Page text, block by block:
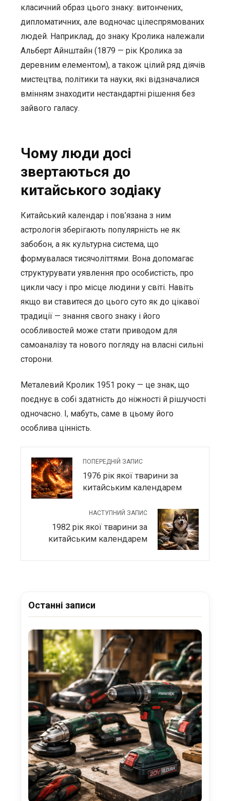
класичний образ цього знаку: витончених,
дипломатичних, але водночас цілеспрямованих
людей. Наприклад, до знаку Кролика належали
Альберт Айнштайн (1879 — рік Кролика за
деревним елементом), а також цілий ряд діячів
мистецтва, політики та науки, які відзначалися
вмінням знаходити нестандартні рішення без
зайвого галасу.
Чому люди досі
звертаються до
китайського зодіаку
Китайський календар і пов’язана з ним
астрологія зберігають популярність не як
забобон, а як культурна система, що
формувалася тисячоліттями. Вона допомагає
структурувати уявлення про особистість, про
цикли часу і про місце людини у світі. Навіть
якщо ви ставитеся до цього суто як до цікавої
традиції — знання свого знаку і його
особливостей може стати приводом для
самоаналізу та нового погляду на власні сильні
сторони.
Металевий Кролик 1951 року — це знак, що
поєднує в собі здатність до ніжності й рішучості
одночасно. І, мабуть, саме в цьому його
особлива цінність.
ПОПЕРЕДНІЙ ЗАПИС
1976 рік якої тварини за
китайським календарем
НАСТУПНИЙ ЗАПИС
1982 рік якої тварини за
китайським календарем
Останні записи